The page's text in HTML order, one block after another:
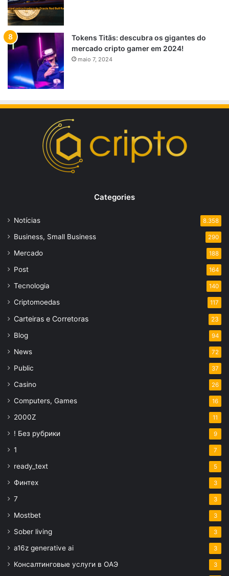
Tokens Titãs: descubra os gigantes do
mercado cripto gamer em 2024!
maio 7, 2024
Categories
Notícias 8.358
Business, Small Business 290
Mercado 188
Post 164
Tecnologia 140
Criptomoedas 117
Carteiras e Corretoras 23
Blog 94
News 72
Public 37
Casino 26
Computers, Games 16
2000Z 11
! Без рубрики 9
1 7
ready_text 5
Финтех 3
7 3
Mostbet 3
Sober living 3
a16z generative ai 3
Консалтинговые услуги в ОАЭ 3